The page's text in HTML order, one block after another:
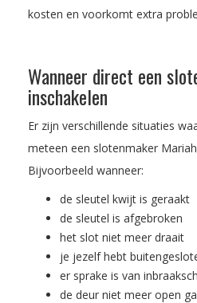
kosten en voorkomt extra
Wanneer direct een
inschakelen
Er zijn verschillende situaties
meteen een slotenmaker
Bijvoorbeeld wanneer:
de sleutel kwijt is geraakt
de sleutel is afgebroken
het slot niet meer draait
je jezelf hebt
er sprake is van
de deur niet meer open